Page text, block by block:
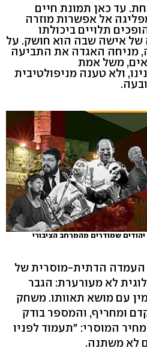
עד כאן תמונת חיים
אל אפשרות מוזרה
תלויים ביכולתו
אישה שבה הוא חושק. על
מניחה האגדה את התביעה
משל אמת
ולא טענה מניפולטיבית
שמודרים מהמרחב הציבורי
הדתית-מוסרית של
לא מעורערת: הגבר
עם מושא תאוותו. משחק
ומחריף, והמספר בודק
המוסרי: "תעמוד לפניו
לא משתנה.